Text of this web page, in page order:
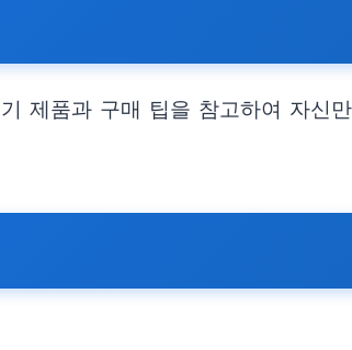
제품과 구매 팁을 참고하여 자신